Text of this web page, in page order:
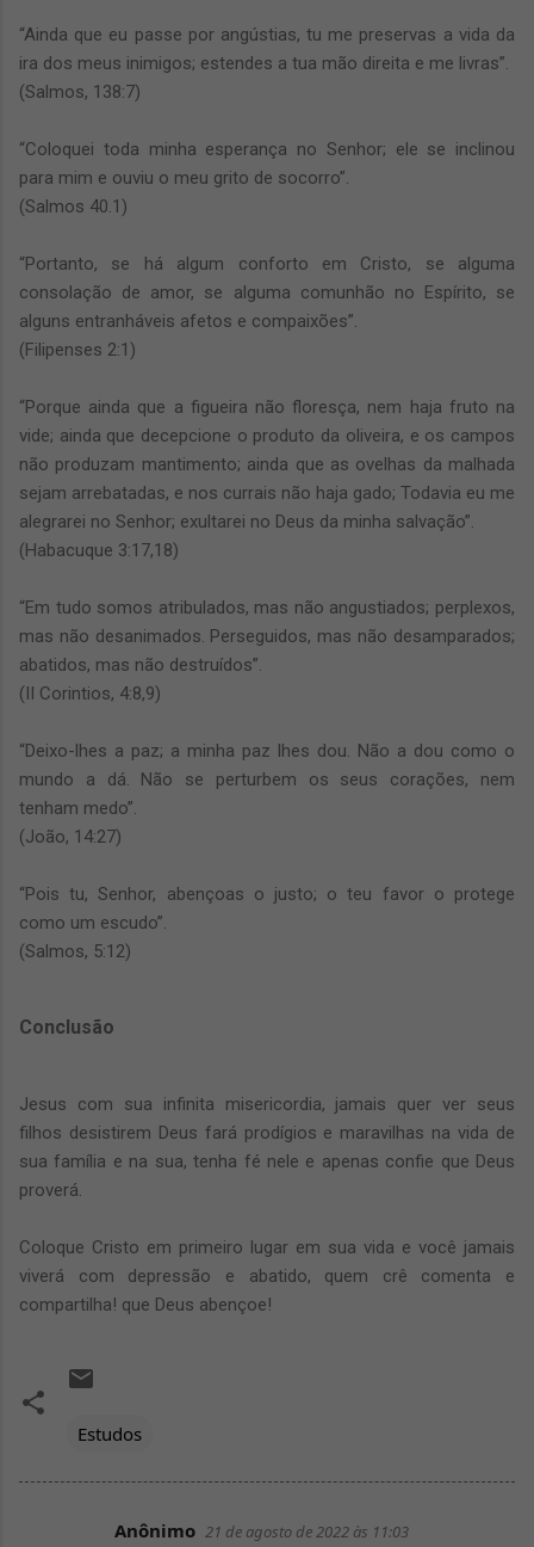
“Ainda que eu passe por angústias, tu me preservas a vida da
ira dos meus inimigos; estendes a tua mão direita e me livras”.
(Salmos, 138:7)
“Coloquei toda minha esperança no Senhor; ele se inclinou
para mim e ouviu o meu grito de socorro”.
(Salmos 40.1)
“Portanto, se há algum conforto em Cristo, se alguma
consolação de amor, se alguma comunhão no Espírito, se
alguns entranháveis afetos e compaixões”.
(Filipenses 2:1)
“Porque ainda que a figueira não floresça, nem haja fruto na
vide; ainda que decepcione o produto da oliveira, e os campos
não produzam mantimento; ainda que as ovelhas da malhada
sejam arrebatadas, e nos currais não haja gado; Todavia eu me
alegrarei no Senhor; exultarei no Deus da minha salvação”.
(Habacuque 3:17,18)
“Em tudo somos atribulados, mas não angustiados; perplexos,
mas não desanimados. Perseguidos, mas não desamparados;
abatidos, mas não destruídos”.
(II Corintios, 4:8,9)
“Deixo-lhes a paz; a minha paz lhes dou. Não a dou como o
mundo a dá. Não se perturbem os seus corações, nem
tenham medo”.
(João, 14:27)
“Pois tu, Senhor, abençoas o justo; o teu favor o protege
como um escudo”.
(Salmos, 5:12)
Conclusão
Jesus com sua infinita misericordia, jamais quer ver seus
filhos desistirem Deus fará prodígios e maravilhas na vida de
sua família e na sua, tenha fé nele e apenas confie que Deus
proverá.
Coloque Cristo em primeiro lugar em sua vida e você jamais
viverá com depressão e abatido, quem crê comenta e
compartilha! que Deus abençoe!
Estudos
Anônimo 21 de agosto de 2022 às 11:03